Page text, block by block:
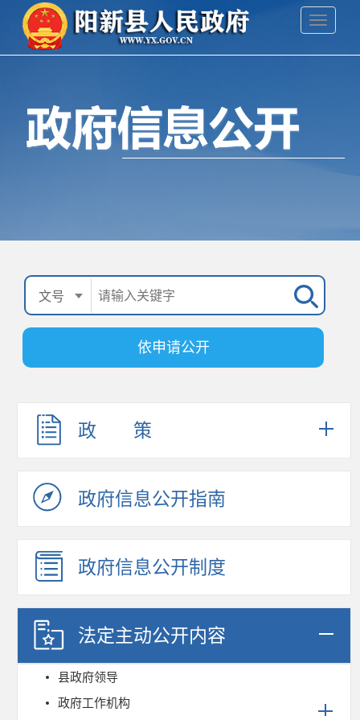
依申请公开
政 策
政府信息公开指南
政府信息公开制度
法定主动公开内容
县政府领导
政府工作机构